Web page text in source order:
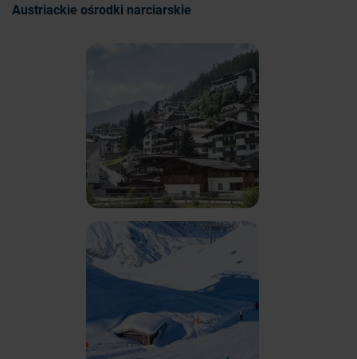
Austriackie ośrodki narciarskie